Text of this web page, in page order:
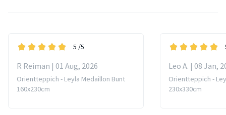
5 /5
R Reiman | 01 Aug, 2026
Orientteppich - Leyla Medaillon Bunt
160x230cm
Leo A. | 08 Jan,
Orientteppich -
230x330cm